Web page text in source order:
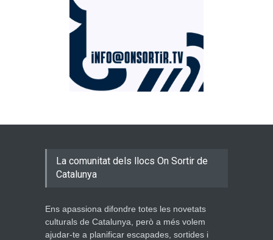
La comunitat dels llocs On Sortir de
Catalunya
Ens apassiona difondre totes les novetats
culturals de Catalunya, però a més volem
ajudar-te a planificar escapades, sortides i